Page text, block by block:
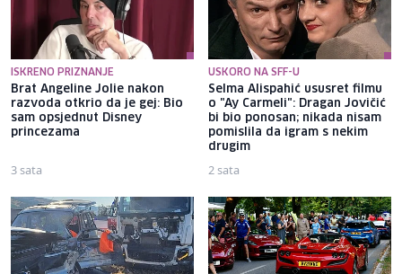
ISKRENO PRIZNANJE
Brat Angeline Jolie nakon
razvoda otkrio da je gej: Bio
sam opsjednut Disney
princezama
3 sata
USKORO NA SFF-U
Selma Alispahić ususret filmu
o "Ay Carmeli": Dragan Jovičić
bi bio ponosan; nikada nisam
pomislila da igram s nekim
drugim
2 sata